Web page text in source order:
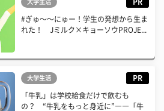
大学生活 PR
#ぎゅ〜〜にゅー！学生の発想から生ま
れた！ Jミルク×キョーソウPROJE...
大学生活 PR
「牛乳」は学校給食だけで飲むも
の？ “牛乳をもっと身近に”――「牛